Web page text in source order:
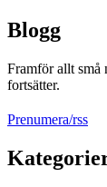
Blogg
Framför allt små
fortsätter.
Prenumera/rss